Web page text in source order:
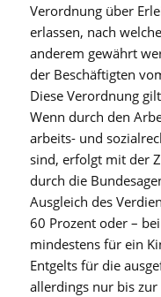
Verordnung über
erlassen, nach
anderem gewährt
der Beschäftigten
Diese Verordnung
Wenn durch den
arbeits- und
sind, erfolgt mit der
durch die
Ausgleich des
60 Prozent oder –
mindestens für ein
Entgelts für die
allerdings nur bis zur